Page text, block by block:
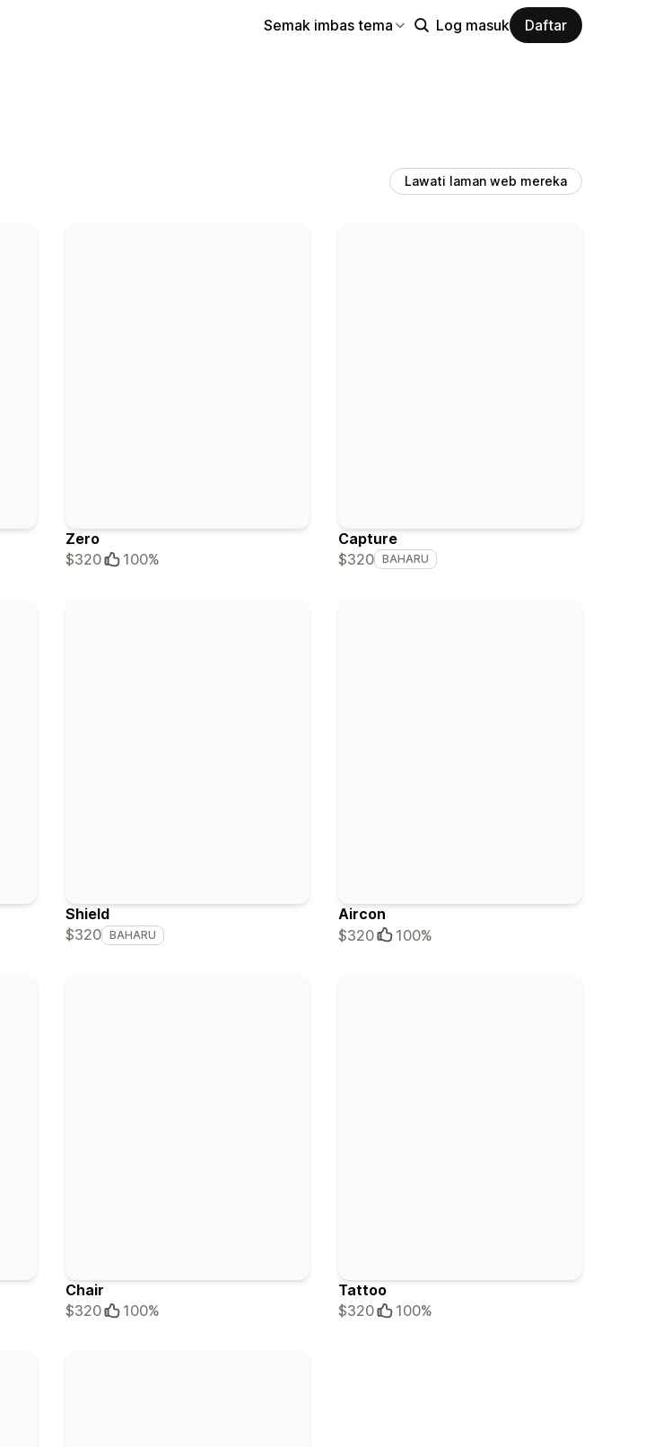
Semak imbas tema Log masuk Daftar
Lawati laman web mereka
Zero
$320
100%
Capture
$320 BAHARU
Shield
$320 BAHARU
Aircon
$320
100%
Chair
$320
100%
Tattoo
$320
100%